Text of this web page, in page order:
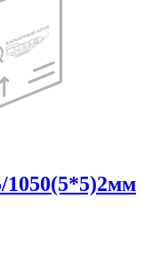
1050(5*5)2мм